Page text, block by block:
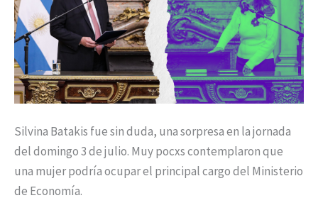
Silvina Batakis fue sin duda, una sorpresa en la jornada
del domingo 3 de julio. Muy pocxs contemplaron que
una mujer podría ocupar el principal cargo del Ministerio
de Economía.